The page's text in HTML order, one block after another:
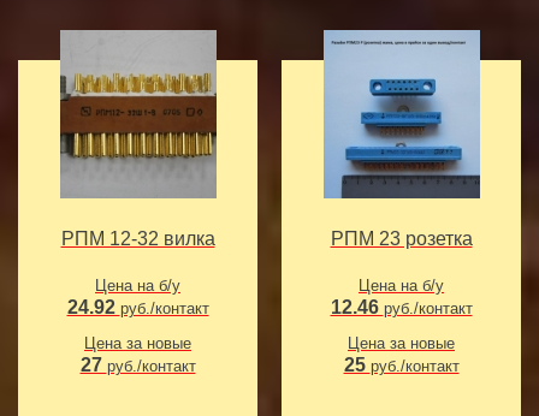
РПМ 12-32 вилка
Цена на б/у
24.92 руб./контакт
Цена за новые
27 руб./контакт
РПМ 23 розетка
Цена на б/у
12.46 руб./контакт
Цена за новые
25 руб./контакт